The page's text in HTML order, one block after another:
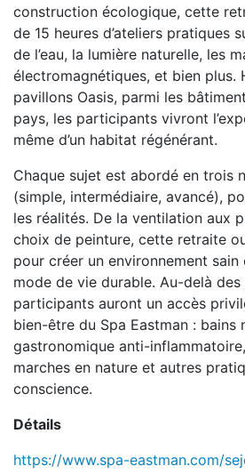
construction écologique, cette
de 15 heures d’ateliers pratiques
de l’eau, la lumière naturelle, les
électromagnétiques, et bien plus.
pavillons Oasis, parmi les
pays, les participants vivront
même d’un habitat régénérant.
Chaque sujet est abordé en trois
(simple, intermédiaire, avancé),
les réalités. De la ventilation aux
choix de peinture, cette retraite
pour créer un environnement
mode de vie durable. Au-delà des
participants auront un accès
bien-être du Spa Eastman : bains
gastronomique anti-
marches en nature et autres
conscience.
Détails
https://www.spa-eastman.com/